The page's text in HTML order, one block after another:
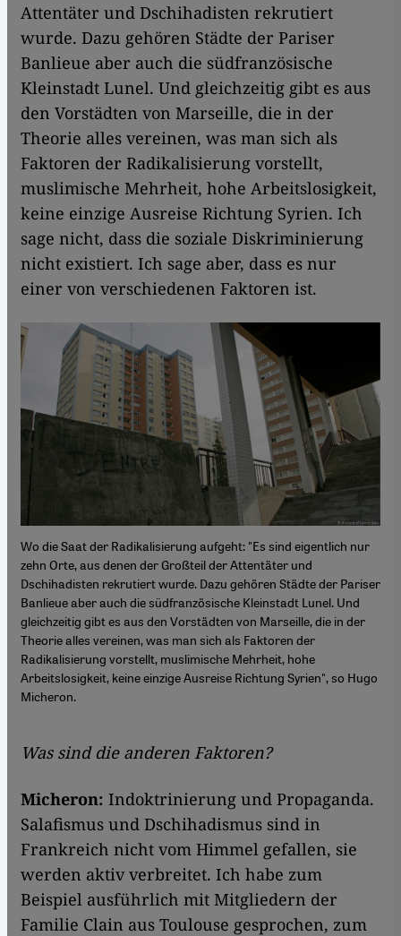
Attentäter und Dschihadisten rekrutiert
wurde. Dazu gehören Städte der Pariser
Banlieue aber auch die südfranzösische
Kleinstadt Lunel. Und gleichzeitig gibt es aus
den Vorstädten von Marseille, die in der
Theorie alles vereinen, was man sich als
Faktoren der Radikalisierung vorstellt,
muslimische Mehrheit, hohe Arbeitslosigkeit,
keine einzige Ausreise Richtung Syrien. Ich
sage nicht, dass die soziale Diskriminierung
nicht existiert. Ich sage aber, dass es nur
einer von verschiedenen Faktoren ist.
Wo die Saat der Radikalisierung aufgeht: "Es sind eigentlich nur
zehn Orte, aus denen der Großteil der Attentäter und
Dschihadisten rekrutiert wurde. Dazu gehören Städte der Pariser
Banlieue aber auch die südfranzösische Kleinstadt Lunel. Und
gleichzeitig gibt es aus den Vorstädten von Marseille, die in der
Theorie alles vereinen, was man sich als Faktoren der
Radikalisierung vorstellt, muslimische Mehrheit, hohe
Arbeitslosigkeit, keine einzige Ausreise Richtung Syrien", so Hugo
Micheron.
Was sind die anderen Faktoren?
Micheron: Indoktrinierung und Propaganda.
Salafismus und Dschihadismus sind in
Frankreich nicht vom Himmel gefallen, sie
werden aktiv verbreitet. Ich habe zum
Beispiel ausführlich mit Mitgliedern der
Familie Clain aus Toulouse gesprochen, zum